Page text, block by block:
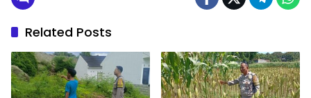
Related Posts